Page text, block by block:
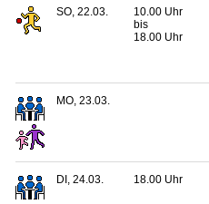
SO, 22.03.
10.00 Uhr
bis
18.00 Uhr
MO, 23.03.
DI, 24.03. 18.00 Uhr